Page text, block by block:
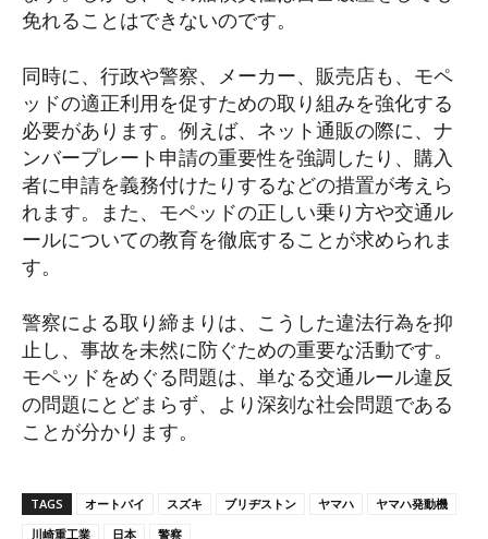
免れることはできないのです。
同時に、行政や警察、メーカー、販売店も、モペ
ッドの適正利用を促すための取り組みを強化する
必要があります。例えば、ネット通販の際に、ナ
ンバープレート申請の重要性を強調したり、購入
者に申請を義務付けたりするなどの措置が考えら
れます。また、モペッドの正しい乗り方や交通ル
ールについての教育を徹底することが求められま
す。
警察による取り締まりは、こうした違法行為を抑
止し、事故を未然に防ぐための重要な活動です。
モペッドをめぐる問題は、単なる交通ルール違反
の問題にとどまらず、より深刻な社会問題である
ことが分かります。
TAGS オートバイ スズキ ブリヂストン ヤマハ
ヤマハ発動機
川崎重工業
日本 警察